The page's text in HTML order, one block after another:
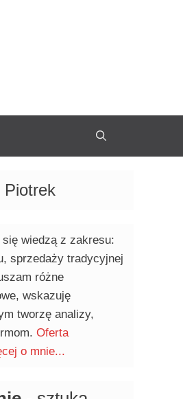
Piotrek
wiedzą z zakresu:
sprzedaży tradycyjnej
różne
wskazuję
tworzę analizy,
Oferta
o mnie...